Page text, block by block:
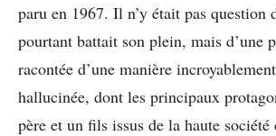
paru en 1967. Il n’y était pas question
pourtant battait son plein, mais d’une
racontée d’une manière
hallucinée, dont les principaux
père et un fils issus de la haute société